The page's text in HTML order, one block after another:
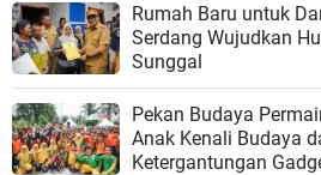
Rumah Baru untuk
Serdang Wujudkan
Sunggal
Pekan Budaya
Anak Kenali Budaya
Ketergantungan